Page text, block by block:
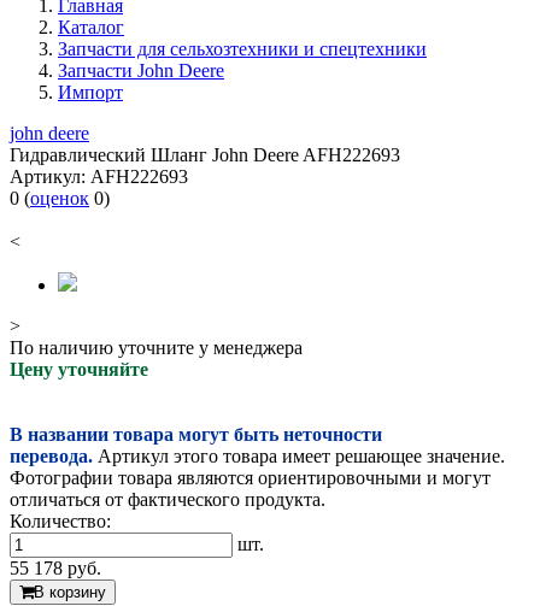
Главная
Каталог
Запчасти для сельхозтехники и спецтехники
Запчасти John Deere
Импорт
john deere
Гидравлический Шланг John Deere AFH222693
Артикул: AFH222693
0 (оценок 0)
<
>
По наличию уточните у менеджера
Цену уточняйте
В названии товара могут быть неточности
перевода. Артикул этого товара имеет решающее значение.
Фотографии товара являются ориентировочными и могут
отличаться от фактического продукта.
Количество:
шт.
55 178 руб.
В корзину